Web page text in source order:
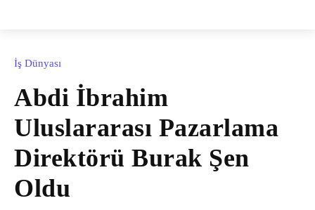
İş Dünyası
Abdi İbrahim
Uluslararası Pazarlama
Direktörü Burak Şen
Oldu